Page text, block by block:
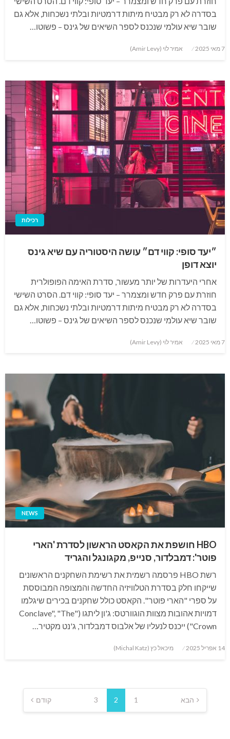
בסדרה לא רק מבטיח מיתות דרמטיות ובלתי נשכחות, אלא גם
שובר שיא עולמי שנכנס לספר השיאים של גינס – פשוטו…
Posted
7 מאי 2025 אמיר לוי (Amir Levy)
רכילות
״יעד סופי: קווי דם״ עושה היסטוריה עם שיא גינס
יוצא דופן
אחרי היעדרות של יותר מעשור, סדרת האימה הפופולרית
חוזרת עם פרק חדש ומצמרר – יעד סופי: קווי דם. הסרט השישי
בסדרה לא רק מבטיח מיתות דרמטיות ובלתי נשכחות, אלא גם
שובר שיא עולמי שנכנס לספר השיאים של גינס – פשוטו…
Posted
7 מאי 2025 אמיר לוי (Amir Levy)
NEWS
HBO חושפת את הקאסט הראשון לסדרת 'הארי
פוטר': דמבלדור, סנייפ, מקגונגל והגריד
רשת HBO פרסמה רשמית את רשימת השחקנים הראשונים
שייקחו חלק בסדרת הטלוויזיה החדשה והמצופה המבוססת
על ספרי "הארי פוטר". הקאסט כולל שחקנים בכירים שיגלמו
דמויות אהובות מצוות הוגוורטס: ג'ון ליתגו ("Conclave", "The
Crown") ייכנס לנעליו של אלבוס דמבלדור, ג'נט מקטיר…
Posted
14 אפריל 2025 מיכאל כץ (Michal Katz)
Posts
pagination
קודם 1
2
3 הבא